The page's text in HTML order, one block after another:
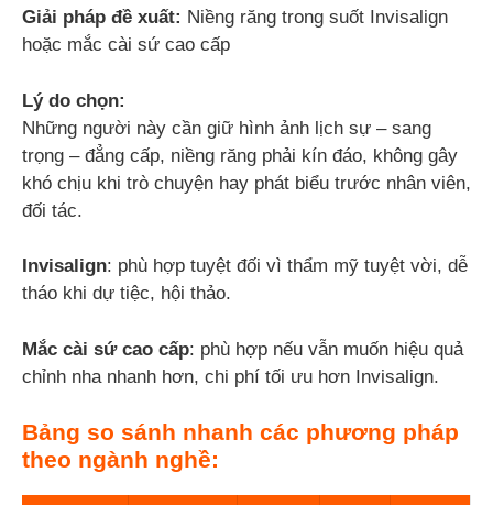
Giải pháp đề xuất: Niềng răng trong suốt Invisalign
hoặc mắc cài sứ cao cấp
Lý do chọn:
Những người này cần giữ hình ảnh lịch sự – sang
trọng – đẳng cấp, niềng răng phải kín đáo, không gây
khó chịu khi trò chuyện hay phát biểu trước nhân viên,
đối tác.
Invisalign: phù hợp tuyệt đối vì thẩm mỹ tuyệt vời, dễ
tháo khi dự tiệc, hội thảo.
Mắc cài sứ cao cấp: phù hợp nếu vẫn muốn hiệu quả
chỉnh nha nhanh hơn, chi phí tối ưu hơn Invisalign.
Bảng so sánh nhanh các phương pháp
theo ngành nghề: